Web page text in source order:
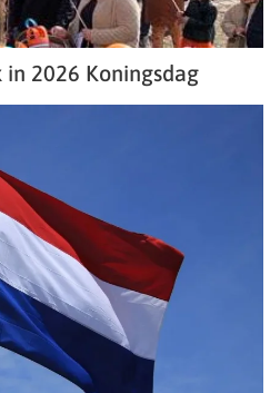
2026 Koningsdag